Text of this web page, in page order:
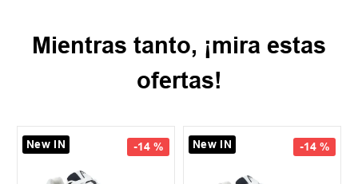
Mientras tanto, ¡mira estas
ofertas!
-14 %
New IN -14 %
New IN